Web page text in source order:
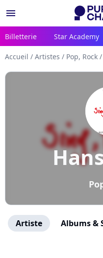
menu
Billetterie Star Academy
Accueil / Artistes / Pop, Rock /
Artiste Albums &